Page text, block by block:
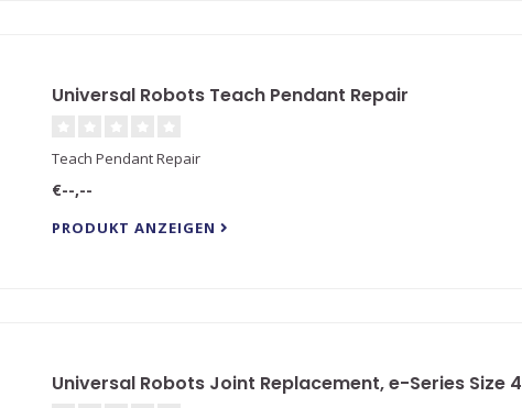
Universal Robots Teach Pendant Repair
Teach Pendant Repair
€--,--
PRODUKT ANZEIGEN
Universal Robots Joint Replacement, e-Series Size 4